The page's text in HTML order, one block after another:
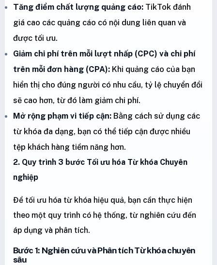
Tăng điểm chất lượng quảng cáo: TikTok đánh
giá cao các quảng cáo có nội dung liên quan và
được tối ưu.
Giảm chi phí trên mỗi lượt nhấp (CPC) và chi phí
trên mỗi đơn hàng (CPA): Khi quảng cáo của bạn
hiển thị cho đúng người có nhu cầu, tỷ lệ chuyển đổi
sẽ cao hơn, từ đó làm giảm chi phí.
Mở rộng phạm vi tiếp cận: Bằng cách sử dụng các
từ khóa đa dạng, bạn có thể tiếp cận được nhiều
tệp khách hàng tiềm năng hơn.
2. Quy trình 3 bước Tối ưu hóa Từ khóa Chuyên
nghiệp
Để tối ưu hóa từ khóa hiệu quả, bạn cần thực hiện
theo một quy trình có hệ thống, từ nghiên cứu đến
áp dụng và phân tích.
Bước 1: Nghiên cứu và Phân tích Từ khóa chuyên
sâu